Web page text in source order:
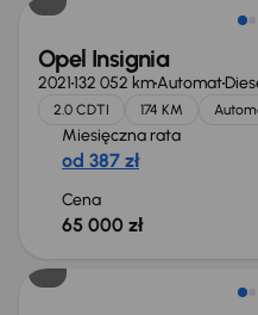
Opel Insignia
2021132 052 kmAutomat
2.0 CDTI 174 KM
Miesięczna rata
od 387 zł
Cena
65 000 zł
Taniej o 1 000 zł